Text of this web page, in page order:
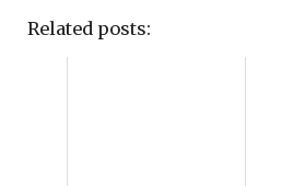
Related posts: